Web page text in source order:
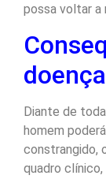
possa voltar a
Diante de
homem
constrangido,
quadro